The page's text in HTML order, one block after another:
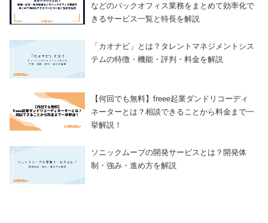
などのバックオフィス業務をまとめて効率化で
きるサービス一覧と特長を解説
「カオナビ」とは？タレントマネジメントシス
テムの特徴・機能・評判・料金を解説
【何回でも無料】freee起業ダンドリコーディ
ネーターとは？相談できることから料金まで一
挙解説！
ソニックムーブの開発サービスとは？開発体
制・強み・進め方を解説